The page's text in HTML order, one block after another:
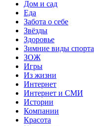
Дом и сад
Еда
Забота о себе
Звёзды
Здоровье
Зимние виды спорта
ЗОЖ
Игры
Из жизни
Интернет
Интернет и СМИ
Истории
Компании
Красота